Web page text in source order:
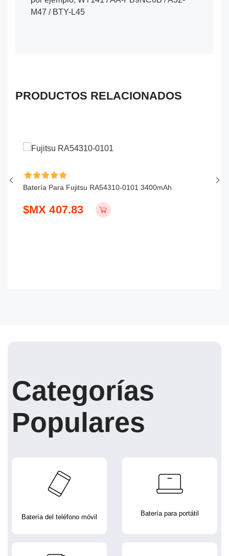
M47 / BTY-L45
PRODUCTOS RELACIONADOS
Batería Para Fujitsu RA54310-0101 3400mAh
$MX 407.83
Categorías
Populares
Batería del teléfono móvil Batería para portátil